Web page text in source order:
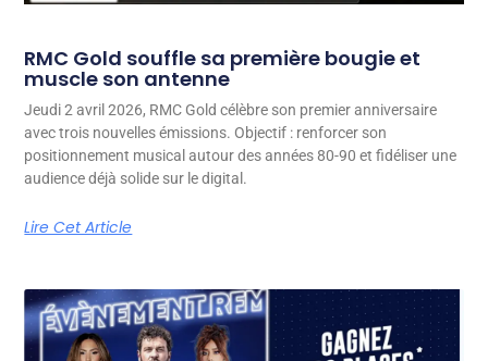
RMC Gold souffle sa première bougie et
muscle son antenne
Jeudi 2 avril 2026, RMC Gold célèbre son premier anniversaire
avec trois nouvelles émissions. Objectif : renforcer son
positionnement musical autour des années 80-90 et fidéliser une
audience déjà solide sur le digital.
Lire Cet Article